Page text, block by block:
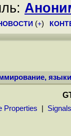
(+)
Properties Signals